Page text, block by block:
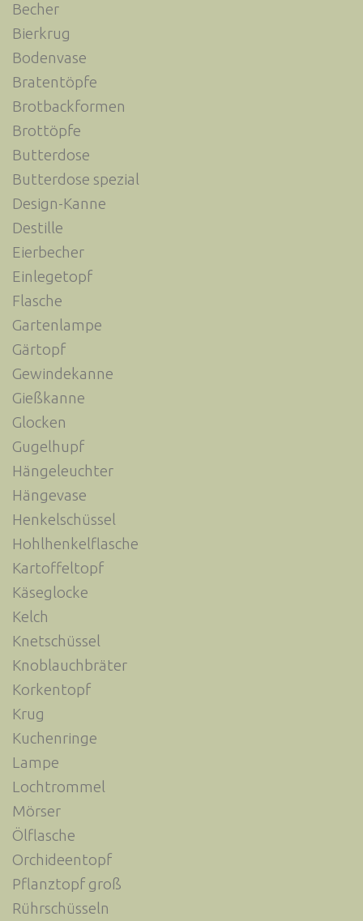
Becher
Bierkrug
Bodenvase
Bratentöpfe
Brotbackformen
Brottöpfe
Butterdose
Butterdose spezial
Design-Kanne
Destille
Eierbecher
Einlegetopf
Flasche
Gartenlampe
Gärtopf
Gewindekanne
Gießkanne
Glocken
Gugelhupf
Hängeleuchter
Hängevase
Henkelschüssel
Hohlhenkelflasche
Kartoffeltopf
Käseglocke
Kelch
Knetschüssel
Knoblauchbräter
Korkentopf
Krug
Kuchenringe
Lampe
Lochtrommel
Mörser
Ölflasche
Orchideentopf
Pflanztopf groß
Rührschüsseln